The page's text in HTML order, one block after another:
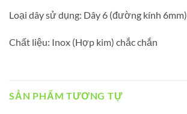
Loại dây sử dụng: Dây 6 (đường kính 6mm)
Chất liệu: Inox (Hợp kim) chắc chắn
SẢN PHẨM TƯƠNG TỰ